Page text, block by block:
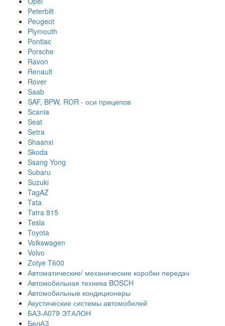
Peterbilt
Peugeot
Plymouth
Pontiac
Porsche
Ravon
Renault
Rover
Saab
SAF, BPW, ROR - оси прицепов
Scania
Seat
Setra
Shaanxi
Skoda
Ssang Yong
Subaru
Suzuki
TagAZ
Tata
Tatra 815
Tesla
Toyota
Volkswagen
Volvo
Zotye T600
Автоматические/ механические коробки передач
Автомобильная техника BOSCH
Автомобильные кондиционеры
Акустические системы автомобилей
БАЗ-А079 ЭТАЛОН
БелАЗ